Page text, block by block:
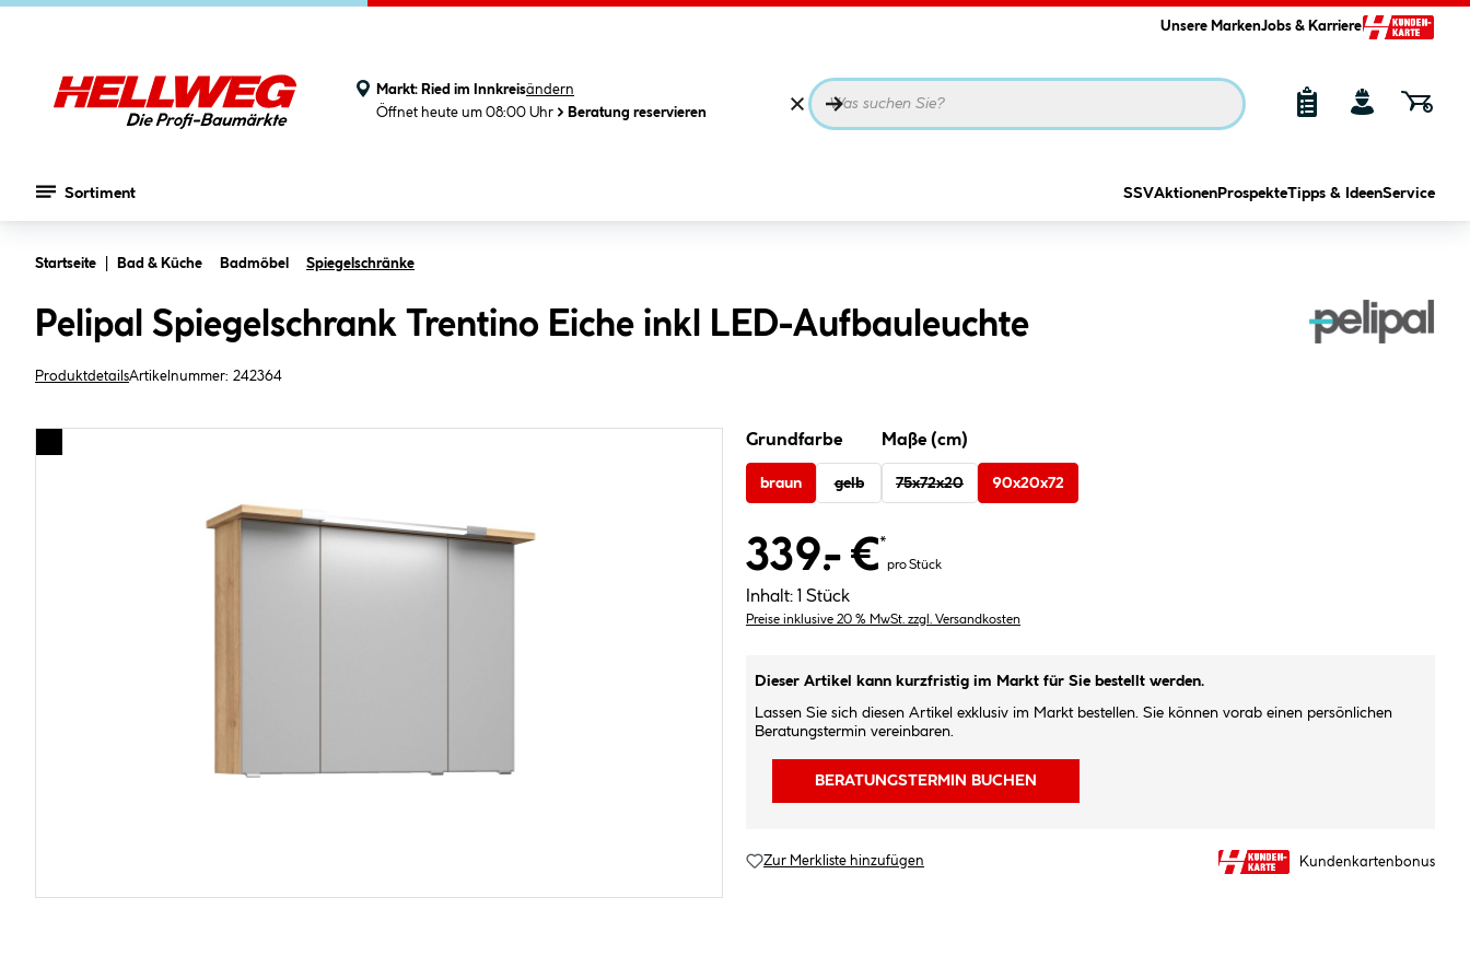
Unsere MarkenJobs & Karriere
Markt: Ried im Innkreisändern
Öffnet heute um 08:00 Uhr
Beratung reservieren
Sortiment SSVAktionen ProspekteTipps & IdeenService
Startseite Bad & Küche Badmöbel Spiegelschränke
Pelipal Spiegelschrank Trentino Eiche inkl LED-Aufbauleuchte
ProduktdetailsArtikelnummer: 242364
Grundfarbe
braun gelb
Maße (cm)
75x72x20 90x20x72
339.- €*
pro Stück
Inhalt: 1 Stück
Preise inklusive 20 % MwSt. zzgl. Versandkosten
Dieser Artikel kann kurzfristig im Markt für Sie bestellt werden.
Lassen Sie sich diesen Artikel exklusiv im Markt bestellen. Sie können vorab einen persönlichen
Beratungstermin vereinbaren.
BERATUNGSTERMIN BUCHEN
Zur Merkliste hinzufügen Kundenkartenbonus